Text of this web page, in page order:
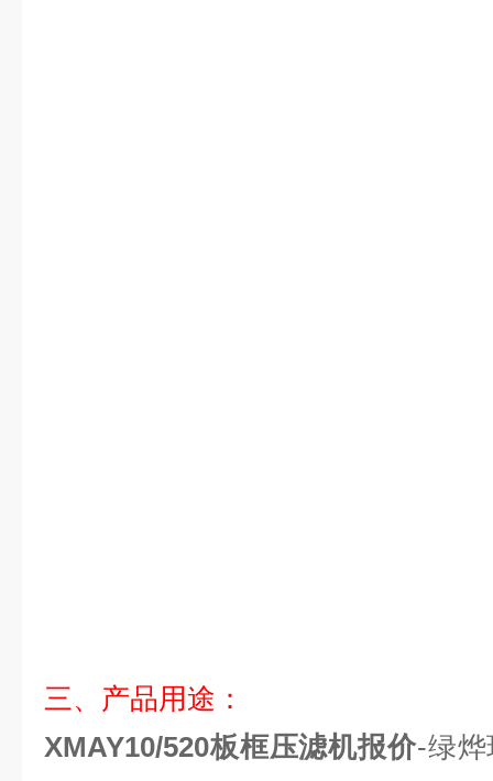
三、产品用途：
XMAY10/520板框压滤机报价-绿